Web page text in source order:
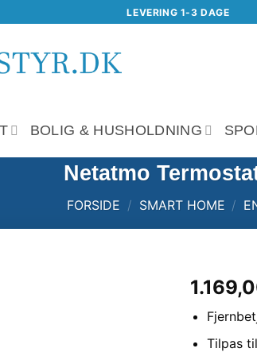
LEVERING 1-3 DAGE
BOLIG & HUSHOLDNING
Netatmo
FORSIDE / SMART HOME /
Tilpas